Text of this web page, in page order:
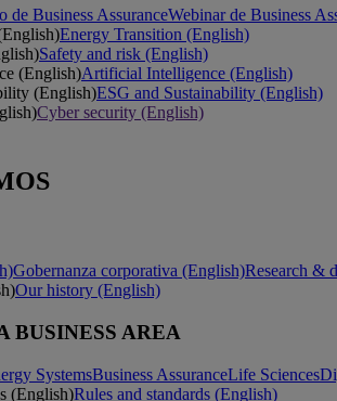
de Business AssuranceWebinar de Business
Energy Transition (English)
Safety and risk (English)
Artificial Intelligence (English)
ESG and Sustainability (English)
Cyber security (English)
Gobernanza corporativa (English)Research &
Our history (English)
BUSINESS AREA
SystemsBusiness AssuranceLife Sciences
Rules and standards (English)